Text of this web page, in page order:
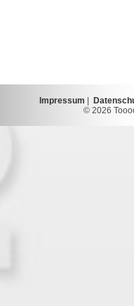
Impressum
© 2026